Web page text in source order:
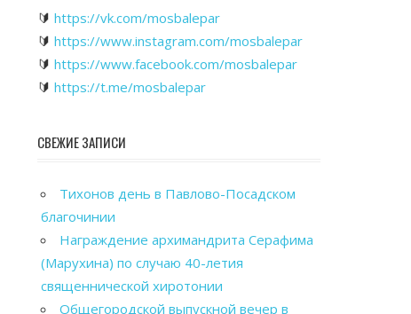
🔰 https://vk.com/mosbalepar
🔰 https://www.instagram.com/mosbalepar
🔰 https://www.facebook.com/mosbalepar
🔰 https://t.me/mosbalepar
СВЕЖИЕ ЗАПИСИ
Тихонов день в Павлово-Посадском
благочинии
Награждение архимандрита Серафима
(Марухина) по случаю 40-летия
священнической хиротонии
Общегородской выпускной вечер в